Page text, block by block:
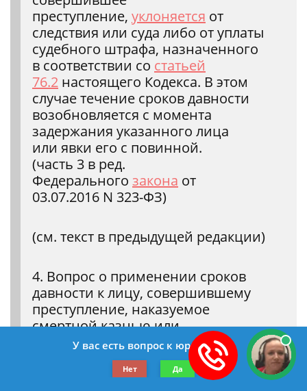
преступление, уклоняется от
следствия или суда либо от уплаты
судебного штрафа, назначенного
в соответствии со статьей
76.2 настоящего Кодекса. В этом
случае течение сроков давности
возобновляется с момента
задержания указанного лица
или явки его с повинной.
(часть 3 в ред.
Федерального закона от
03.07.2016 N 323-ФЗ)
(см. текст в предыдущей редакции)
4. Вопрос о применении сроков
давности к лицу, совершившему
преступление, наказуемое
смертной казнью или
пожизненным лишением
свободы, решается судом. Если суд
не сочтет возможным освободить
У вас есть вопрос к юристу?
Нет Да